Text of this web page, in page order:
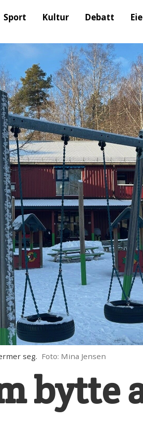
Sport Kultur Debatt
seg. Foto: Mina Jensen
bytte